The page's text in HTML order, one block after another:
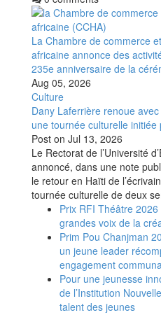
La Chambre de commerce
africaine annonce des
235e anniversaire de la
Aug 05, 2026
Culture
Dany Laferrière renoue
une tournée culturelle initiée
Post on Jul 13, 2026
Le Rectorat de l’Université
annoncé, dans une note
le retour en Haïti de
tournée culturelle de deux
Prix RFI Théâtre
grandes voix de la
Prim Pou Chanjman
un jeune leader
engagement
Pour une jeunesse
de l’Institution
talent des jeunes